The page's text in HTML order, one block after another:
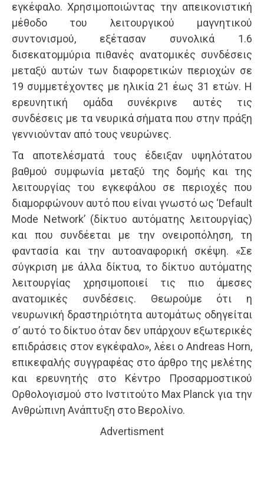
εγκέφαλο. Χρησιμοποιώντας την απεικονιστική
μέθοδο του λειτουργικού μαγνητικού
συντονισμού, εξέτασαν συνολικά 1.6
δισεκατομμύρια πιθανές ανατομικές συνδέσεις
μεταξύ αυτών των διαφορετικών περιοχών σε
19 συμμετέχοντες με ηλικία 21 έως 31 ετών. Η
ερευνητική ομάδα συνέκρινε αυτές τις
συνδέσεις με τα νευρικά σήματα που στην πράξη
γεννιούνταν από τους νευρώνες.
Τα αποτελέσματά τους έδειξαν υψηλότατου
βαθμού συμφωνία μεταξύ της δομής και της
λειτουργίας του εγκεφάλου σε περιοχές που
διαμορφώνουν αυτό που είναι γνωστό ως ‘Default
Mode Network’ (δίκτυο αυτόματης λειτουργίας)
και που συνδέεται με την ονειροπόληση, τη
φαντασία και την αυτοαναφορική σκέψη. «Σε
σύγκριση με άλλα δίκτυα, το δίκτυο αυτόματης
λειτουργίας χρησιμοποιεί τις πιο άμεσες
ανατομικές συνδέσεις. Θεωρούμε ότι η
νευρωνική δραστηριότητα αυτομάτως οδηγείται
σ’ αυτό το δίκτυο όταν δεν υπάρχουν εξωτερικές
επιδράσεις στον εγκέφαλο», λέει ο Andreas Horn,
επικεφαλής συγγραφέας στο άρθρο της μελέτης
και ερευνητής στο Κέντρο Προσαρμοστικού
Ορθολογισμού στο Ινστιτούτο Max Planck για την
Ανθρώπινη Ανάπτυξη στο Βερολίνο.
Advertisment